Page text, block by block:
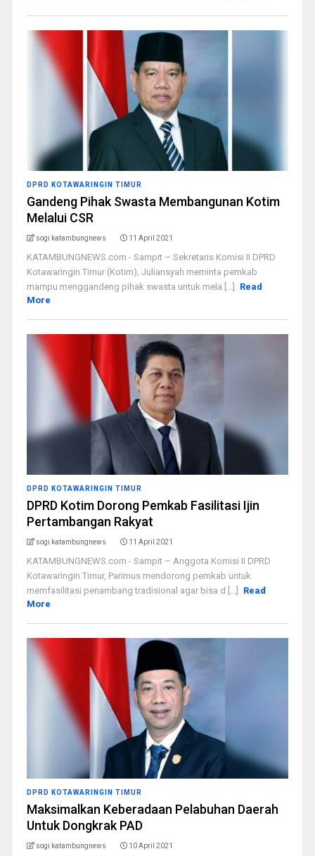
DPRD KOTAWARINGIN TIMUR
Gandeng Pihak Swasta Membangunan Kotim
Melalui CSR
sogi katambungnews 11 April 2021
KATAMBUNGNEWS.com - Sampit – Sekretaris Komisi II DPRD
Kotawaringin Timur (Kotim), Juliansyah meminta pemkab
mampu menggandeng pihak swasta untuk mela [...]
Read
More
DPRD KOTAWARINGIN TIMUR
DPRD Kotim Dorong Pemkab Fasilitasi Ijin
Pertambangan Rakyat
sogi katambungnews 11 April 2021
KATAMBUNGNEWS.com - Sampit – Anggota Komisi II DPRD
Kotawaringin Timur, Parimus mendorong pemkab untuk
memfasilitasi penambang tradisional agar bisa d [...]
Read
More
DPRD KOTAWARINGIN TIMUR
Maksimalkan Keberadaan Pelabuhan Daerah
Untuk Dongkrak PAD
sogi katambungnews 10 April 2021